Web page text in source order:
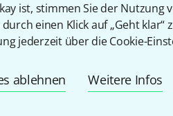
ist, stimmen Sie der Nutzung
einen Klick auf „Geht klar“
jederzeit über die Cookie-
ablehnen Weitere Infos
Empfindlichkeit: 18.8 mV/Pa